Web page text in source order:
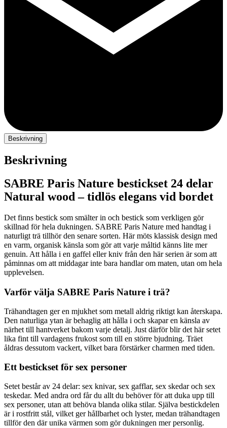
Beskrivning
Beskrivning
SABRE Paris Nature bestickset 24 delar
Natural wood – tidlös elegans vid bordet
Det finns bestick som smälter in och bestick som verkligen gör
skillnad för hela dukningen. SABRE Paris Nature med handtag i
naturligt trä tillhör den senare sorten. Här möts klassisk design med
en varm, organisk känsla som gör att varje måltid känns lite mer
genuin. Att hålla i en gaffel eller kniv från den här serien är som att
påminnas om att middagar inte bara handlar om maten, utan om hela
upplevelsen.
Varför välja SABRE Paris Nature i trä?
Trähandtagen ger en mjukhet som metall aldrig riktigt kan återskapa.
Den naturliga ytan är behaglig att hålla i och skapar en känsla av
närhet till hantverket bakom varje detalj. Just därför blir det här setet
lika fint till vardagens frukost som till en större bjudning. Träet
åldras dessutom vackert, vilket bara förstärker charmen med tiden.
Ett bestickset för sex personer
Setet består av 24 delar: sex knivar, sex gafflar, sex skedar och sex
teskedar. Med andra ord får du allt du behöver för att duka upp till
sex personer, utan att behöva blanda olika stilar. Själva bestickdelen
är i rostfritt stål, vilket ger hållbarhet och lyster, medan trähandtagen
tillför den där unika värmen som gör dukningen mer personlig.